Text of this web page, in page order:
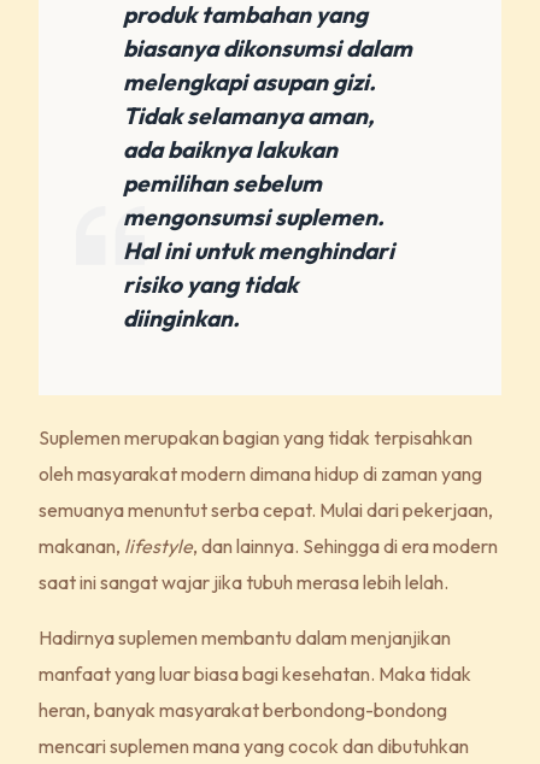
produk tambahan yang
biasanya dikonsumsi dalam
melengkapi asupan gizi.
Tidak selamanya aman,
ada baiknya lakukan
pemilihan sebelum
mengonsumsi suplemen.
Hal ini untuk menghindari
risiko yang tidak
diinginkan.
Suplemen merupakan bagian yang tidak terpisahkan
oleh masyarakat modern dimana hidup di zaman yang
semuanya menuntut serba cepat. Mulai dari pekerjaan,
makanan, lifestyle, dan lainnya. Sehingga di era modern
saat ini sangat wajar jika tubuh merasa lebih lelah.
Hadirnya suplemen membantu dalam menjanjikan
manfaat yang luar biasa bagi kesehatan. Maka tidak
heran, banyak masyarakat berbondong-bondong
mencari suplemen mana yang cocok dan dibutuhkan